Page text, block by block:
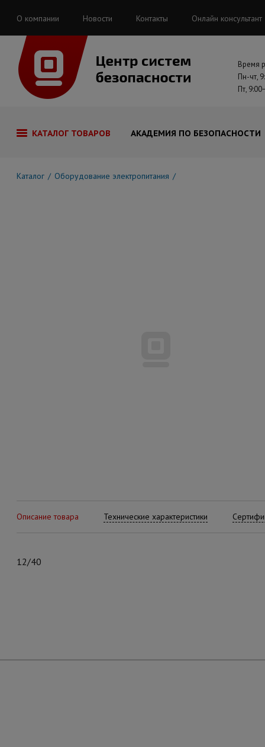
О компании Новости Контакты Онлайн консультант
Время
Пн-чт,
Пт,
КАТАЛОГ ТОВАРОВ АКАДЕМИЯ ПО БЕЗОПАСНОСТИ
Каталог Оборудование электропитания
Описание товара Технические характеристики
12/40